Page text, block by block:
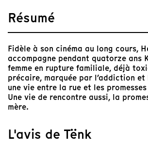
Résumé
Fidèle à son cinéma au long cours,
accompagne pendant quatorze ans
femme en rupture familiale, déjà
précaire, marquée par l’addiction
une vie entre la rue et les
Une vie de rencontre aussi, la
mère.
L'avis de Tënk